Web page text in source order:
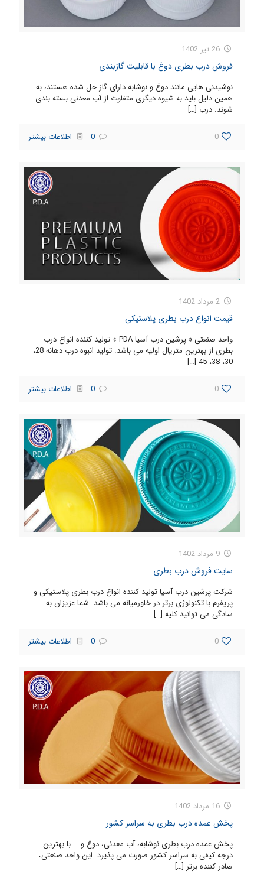
26 تیر 1402
فروش درب بطری دوغ با قابلیت گازبندی
نوشیدنی هایی مانند دوغ و نوشابه دارای گاز حل شده هستند، به
همین دلیل باید به شیوه دیگری متفاوت از آب معدنی بسته بندی
شوند. درب […]
0
0 اطلاعات بیشتر
2 مرداد 1402
قیمت انواع درب بطری پلاستیکی
واحد صنعتی « پرشین درب آسیا PDA » تولید کننده انواع درب
بطری از بهترین متریال اولیه می باشد. تولید انبوه درب دهانه 28،
30، 38، 45
[…]
0
0 اطلاعات بیشتر
9 مرداد 1402
سایت فروش درب بطری
شرکت پرشین درب آسیا تولید کننده انواع درب بطری پلاستیکی و
پریفرم با تکنولوژی برتر در خاورمیانه می باشد. شما عزیزان به
سادگی می توانید کلیه […]
0
0 اطلاعات بیشتر
16 مرداد 1402
پخش عمده درب بطری به سراسر کشور
پخش عمده درب بطری نوشابه، آب معدنی، دوغ و … با بهترین
درجه کیفی به سراسر کشور صورت می پذیرد. این واحد صنعتی،
صادر کننده برتر […]